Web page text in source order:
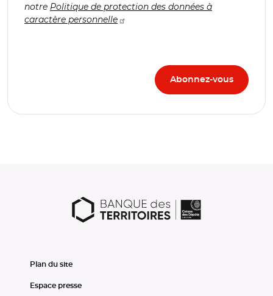
notre Politique de protection des données à
caractère personnelle
Plan du site
Espace presse